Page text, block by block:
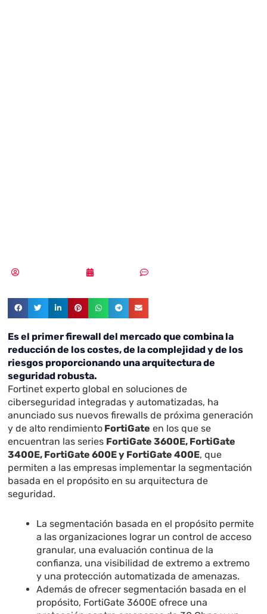
Es el primer firewall del mercado que combina la
reducción de los costes, de la complejidad y de los
riesgos proporcionando una arquitectura de
seguridad robusta.
Fortinet experto global en soluciones de
ciberseguridad integradas y automatizadas, ha
anunciado sus nuevos firewalls de próxima generación
y de alto rendimiento FortiGate en los que se
encuentran las series FortiGate 3600E, FortiGate
3400E, FortiGate 600E y FortiGate 400E, que
permiten a las empresas implementar la segmentación
basada en el propósito en su arquitectura de
seguridad.
La segmentación basada en el propósito permite
a las organizaciones lograr un control de acceso
granular, una evaluación continua de la
confianza, una visibilidad de extremo a extremo
y una protección automatizada de amenazas.
Además de ofrecer segmentación basada en el
propósito, FortiGate 3600E ofrece una